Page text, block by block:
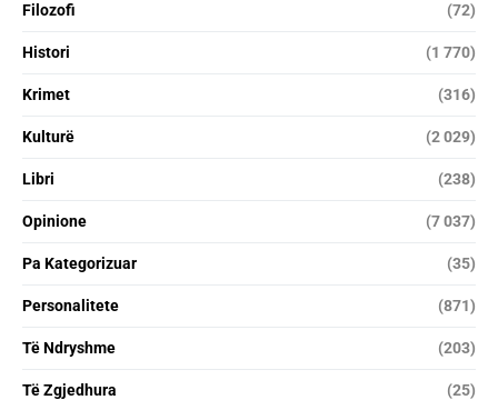
Filozofi (72)
Histori (1 770)
Krimet (316)
Kulturë (2 029)
Libri (238)
Opinione (7 037)
Pa Kategorizuar (35)
Personalitete (871)
Të Ndryshme (203)
Të Zgjedhura (25)